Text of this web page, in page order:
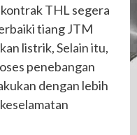
THL segera
tiang JTM
listrik, Selain itu,
penebangan
dengan lebih